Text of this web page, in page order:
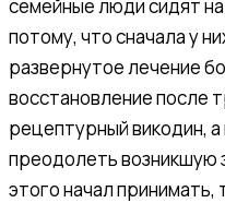
семейные люди сидят
потому, что сначала у
развернутое лечение
восстановление после
рецептурный викодин,
преодолеть возникшую
этого начал